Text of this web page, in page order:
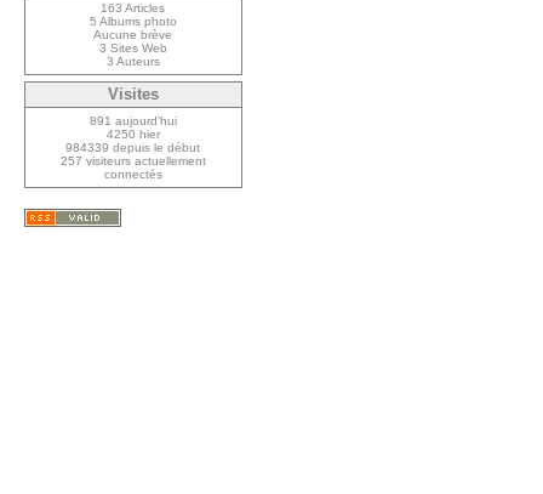
163 Articles
5 Albums photo
Aucune brève
3 Sites Web
3 Auteurs
Visites
891 aujourd’hui
4250 hier
984339 depuis le début
257 visiteurs actuellement
connectés